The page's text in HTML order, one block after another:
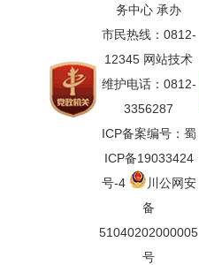
务中心 承办
市民热线：0812-
12345 网站技术
维护电话：0812-
3356287
ICP备案编号：蜀
ICP备19033424
号-4
川公网安
备
51040202000005
号